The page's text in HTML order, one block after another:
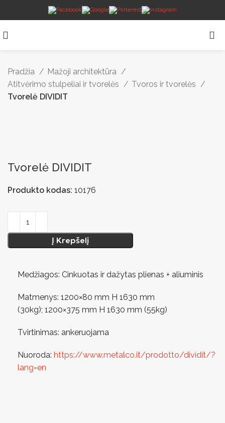
Pradžia
Mažoji architektūra
Atitvėrimo stulpeliai ir tvorelės
Tvoros ir tvorelės
Tvorelė DIVIDIT
Tvorelė DIVIDIT
Produkto kodas: 10176
Į Krepšelį
Medžiagos: Cinkuotas ir dažytas plienas + aliuminis
Matmenys: 1200×80 mm H 1630 mm
(30kg); 1200×375 mm H 1630 mm (55kg)
Tvirtinimas: ankeruojama
Nuoroda: https://www.metalco.it/prodotto/dividit/?
lang=en